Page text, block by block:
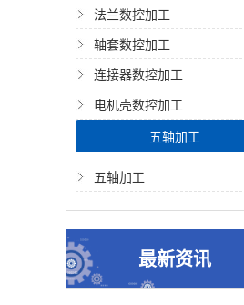
法兰数控加工
轴套数控加工
连接器数控加工
电机壳数控加工
五轴加工
五轴加工
最新资讯